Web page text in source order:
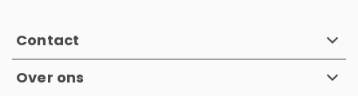
Contact
Over ons